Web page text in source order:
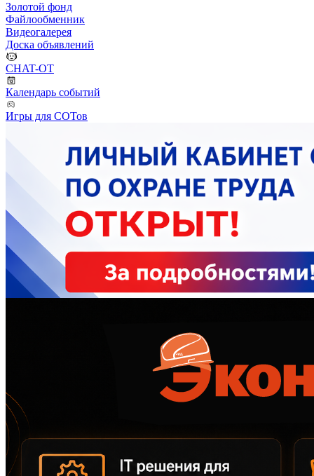
Золотой фонд
Файлообменник
Видеогалерея
Доска объявлений
CHAT-OT
Календарь событий
Игры для СОТов